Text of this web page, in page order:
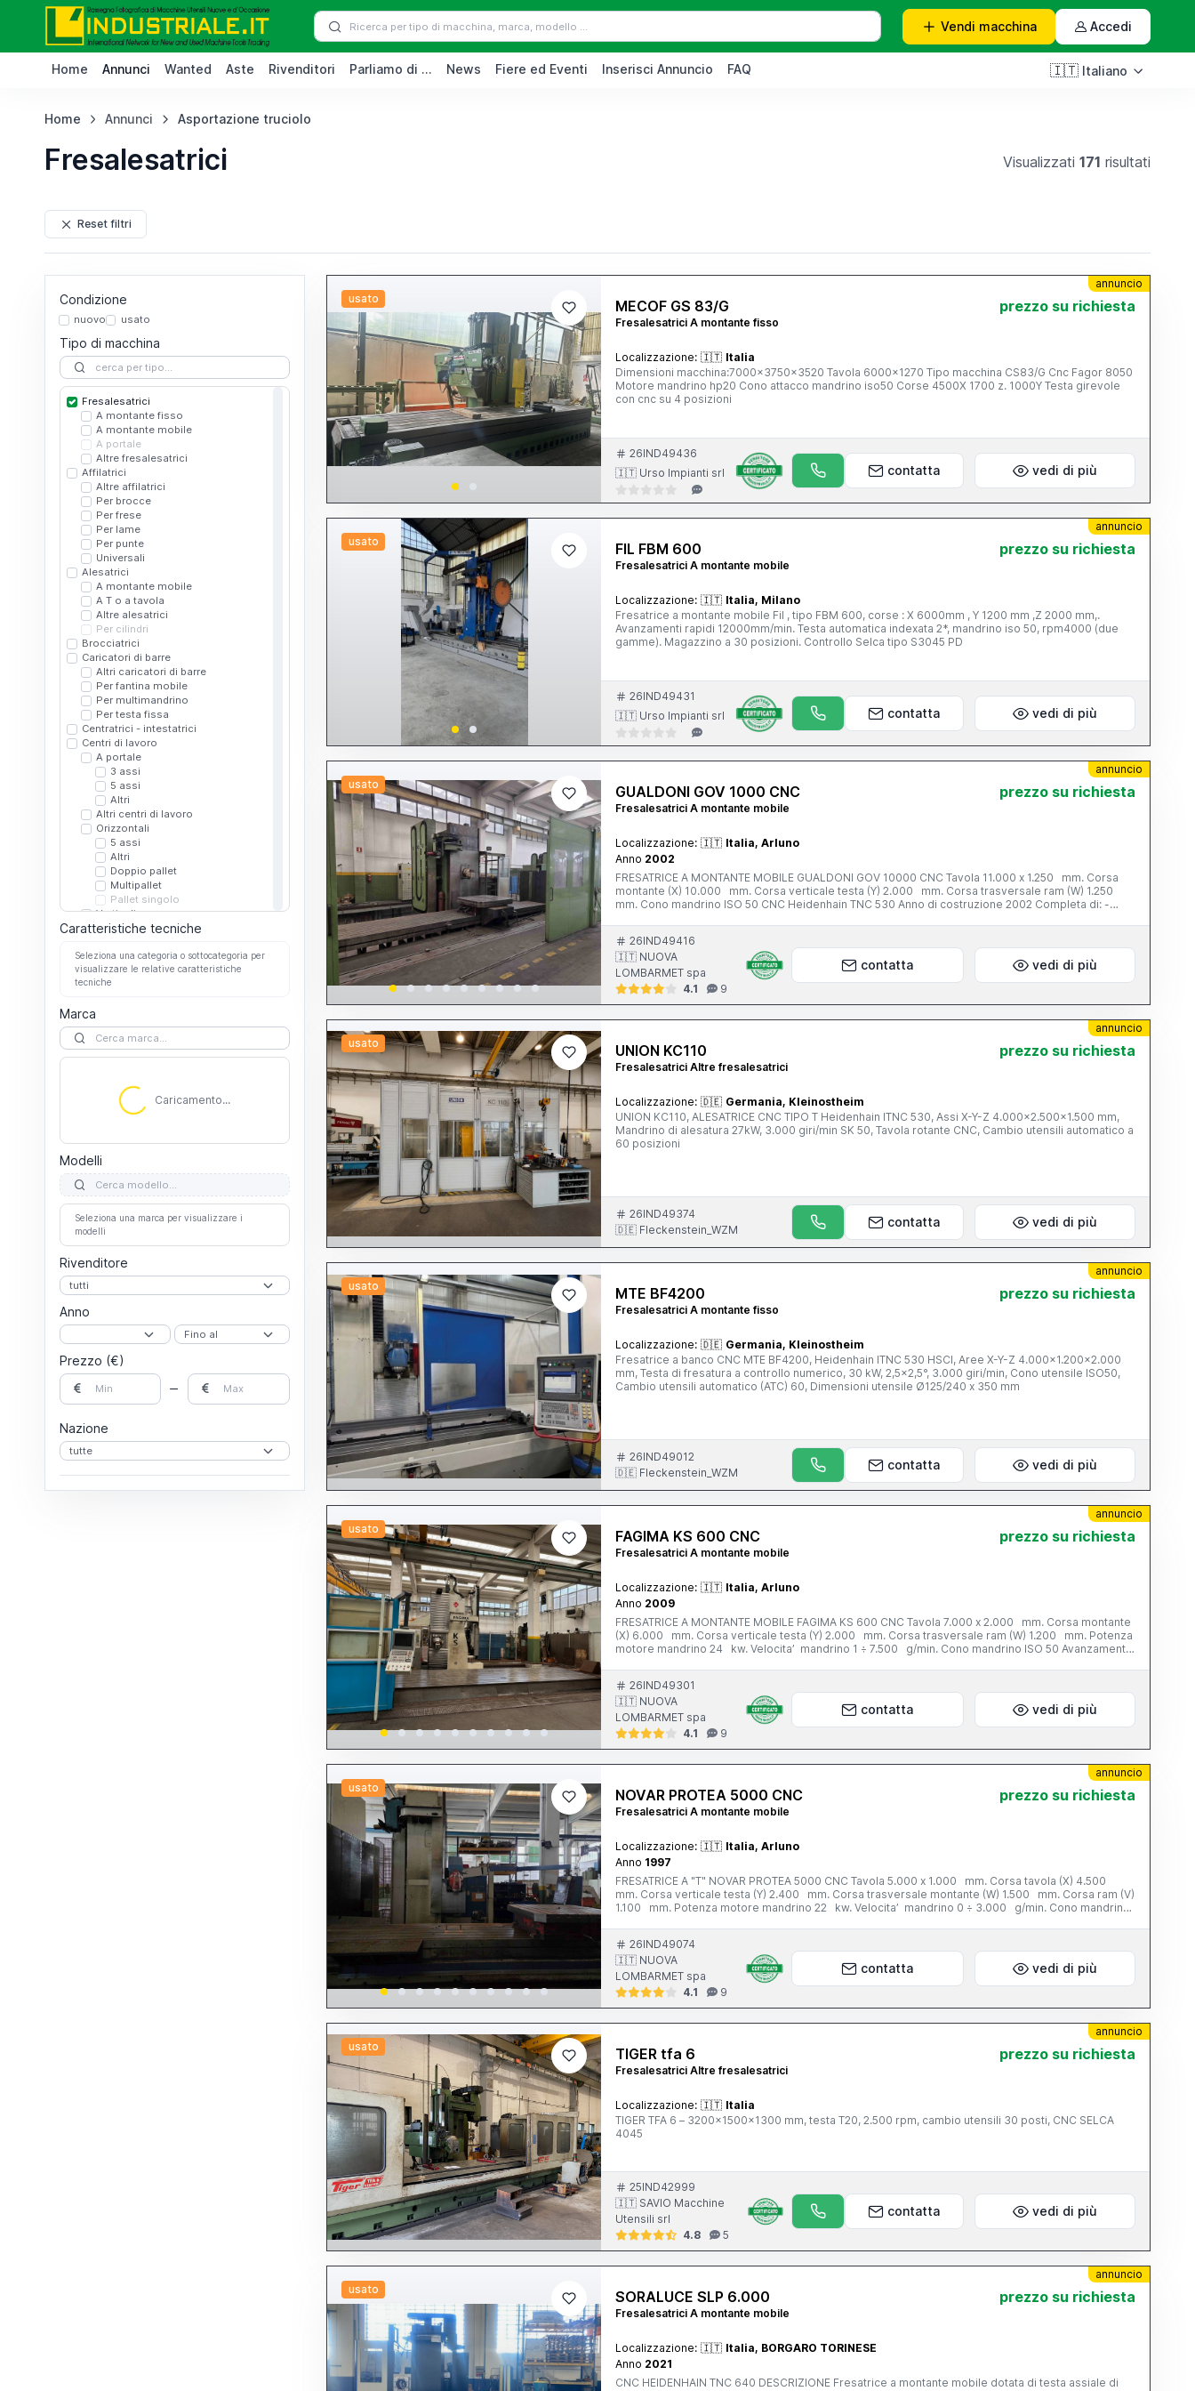
Vendi macchina Accedi
Home Annunci Wanted Aste Rivenditori Parliamo di ... News Fiere ed Eventi Inserisci Annuncio FAQ 🇮🇹 Italiano
Home Annunci Asportazione truciolo
Fresalesatrici Visualizzati171 risultati
Reset filtri
Condizione
nuovo usato
Tipo di macchina
Fresalesatrici
A montante fisso
A montante mobile
A portale
Altre fresalesatrici
Affilatrici
Altre affilatrici
Per brocce
Per frese
Per lame
Per punte
Universali
Alesatrici
A montante mobile
A T o a tavola
Altre alesatrici
Per cilindri
Brocciatrici
Caricatori di barre
Altri caricatori di barre
Per fantina mobile
Per multimandrino
Per testa fissa
Centratrici - intestatrici
Centri di lavoro
A portale
3 assi
5 assi
Altri
Altri centri di lavoro
Orizzontali
5 assi
Altri
Doppio pallet
Multipallet
Pallet singolo
Verticali
5 assi
Doppio pallet
Multipallet
Pallet singolo
A creatore
A stozza
Altre dentatrici
A tuffo
Altre elettroerosioni
Filettatrici
Foratrici
Altre foratrici
Per fori profondi
Per stampi
Fresatrici
A T o a tavola girevole
A testa veloce
Banco fisso
Orizzontali
Per attrezzisti
Per stampi
Universali
Verticali
Levigatrici
A disco
Caratteristiche tecniche
Seleziona una categoria o sottocategoria per
visualizzare le relative caratteristiche
tecniche
Marca
Caricamento... Caricamento...
Modelli
Seleziona una marca per visualizzare i
modelli
Rivenditore
Anno
Prezzo (€)
Nazione
usato
annuncio
MECOF GS 83/G
Fresalesatrici A montante fisso
prezzo su richiesta
Localizzazione: 🇮🇹 Italia
Dimensioni macchina:7000x3750x3520 Tavola 6000x1270 Tipo macchina CS83/G Cnc Fagor 8050
Motore mandrino hp20 Cono attacco mandrino iso50 Corse 4500X 1700 z. 1000Y Testa girevole
con cnc su 4 posizioni
26IND49436
🇮🇹 Urso Impianti srl
contatta vedi di più
usato
annuncio
FIL FBM 600
Fresalesatrici A montante mobile
prezzo su richiesta
Localizzazione: 🇮🇹 Italia, Milano
Fresatrice a montante mobile Fil , tipo FBM 600, corse : X 6000mm , Y 1200 mm ,Z 2000 mm,.
Avanzamenti rapidi 12000mm/min. Testa automatica indexata 2*, mandrino iso 50, rpm4000 (due
gamme). Magazzino a 30 posizioni. Controllo Selca tipo S3045 PD
26IND49431
🇮🇹 Urso Impianti srl
contatta vedi di più
usato
annuncio
GUALDONI GOV 1000 CNC
Fresalesatrici A montante mobile
prezzo su richiesta
Localizzazione: 🇮🇹 Italia, Arluno
Anno 2002
FRESATRICE A MONTANTE MOBILE GUALDONI GOV 10000 CNC Tavola 11.000 x 1.250 mm. Corsa
montante (X) 10.000 mm. Corsa verticale testa (Y) 2.000 mm. Corsa trasversale ram (W) 1.250
mm. Cono mandrino ISO 50 CNC Heidenhain TNC 530 Anno di costruzione 2002 Completa di: -
26IND49416
🇮🇹 NUOVA
LOMBARMET spa
4.1
9
contatta vedi di più
usato
annuncio
UNION KC110
Fresalesatrici Altre fresalesatrici
prezzo su richiesta
Localizzazione: 🇩🇪 Germania, Kleinostheim
UNION KC110, ALESATRICE CNC TIPO T Heidenhain ITNC 530, Assi X-Y-Z 4.000x2.500x1.500 mm,
Mandrino di alesatura 27kW, 3.000 giri/min SK 50, Tavola rotante CNC, Cambio utensili automatico a
60 posizioni
26IND49374
🇩🇪 Fleckenstein_WZM
contatta vedi di più
usato
annuncio
MTE BF4200
Fresalesatrici A montante fisso
prezzo su richiesta
Localizzazione: 🇩🇪 Germania, Kleinostheim
Fresatrice a banco CNC MTE BF4200, Heidenhain ITNC 530 HSCI, Aree X-Y-Z 4.000x1.200x2.000
mm, Testa di fresatura a controllo numerico, 30 kW, 2,5x2,5°, 3.000 giri/min, Cono utensile ISO50,
Cambio utensili automatico (ATC) 60, Dimensioni utensile Ø125/240 x 350 mm
26IND49012
🇩🇪 Fleckenstein_WZM
contatta vedi di più
usato
annuncio
FAGIMA KS 600 CNC
Fresalesatrici A montante mobile
prezzo su richiesta
Localizzazione: 🇮🇹 Italia, Arluno
Anno 2009
FRESATRICE A MONTANTE MOBILE FAGIMA KS 600 CNC Tavola 7.000 x 2.000 mm. Corsa montante
(X) 6.000 mm. Corsa verticale testa (Y) 2.000 mm. Corsa trasversale ram (W) 1.200 mm. Potenza
motore mandrino 24 kw. Velocita’ mandrino 1 ÷ 7.500 g/min. Cono mandrino ISO 50 Avanzamenti
magazzino utensili a 60 posti - evacuatore trucioli
26IND49301
🇮🇹 NUOVA
LOMBARMET spa
4.1
9
contatta vedi di più
usato
annuncio
NOVAR PROTEA 5000 CNC
Fresalesatrici A montante mobile
prezzo su richiesta
Localizzazione: 🇮🇹 Italia, Arluno
Anno 1997
FRESATRICE A "T" NOVAR PROTEA 5000 CNC Tavola 5.000 x 1.000 mm. Corsa tavola (X) 4.500
mm. Corsa verticale testa (Y) 2.400 mm. Corsa trasversale montante (W) 1.500 mm. Corsa ram (V)
1.100 mm. Potenza motore mandrino 22 kw. Velocita’ mandrino 0 ÷ 3.000 g/min. Cono mandrino
magazzino utensili a 60 posti - evacuatore trucioli
26IND49074
🇮🇹 NUOVA
LOMBARMET spa
4.1
9
contatta vedi di più
usato
annuncio
TIGER tfa 6
Fresalesatrici Altre fresalesatrici
prezzo su richiesta
Localizzazione: 🇮🇹 Italia
TIGER TFA 6 – 3200x1500x1300 mm, testa T20, 2.500 rpm, cambio utensili 30 posti, CNC SELCA
4045
25IND42999
🇮🇹 SAVIO Macchine
Utensili srl
4.8
5
contatta vedi di più
usato
annuncio
SORALUCE SLP 6.000
Fresalesatrici A montante mobile
prezzo su richiesta
Localizzazione: 🇮🇹 Italia, BORGARO TORINESE
Anno 2021
CNC HEIDENHAIN TNC 640 DESCRIZIONE Fresatrice a montante mobile dotata di testa assiale di